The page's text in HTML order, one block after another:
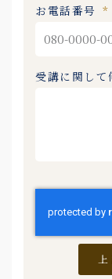
お電話番号
受講に関して